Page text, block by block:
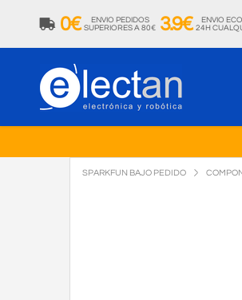
0€
ENVIO PEDIDOS
SUPERIORES A 80€ 3.9€
ENVIO
24H
SPARKFUN BAJO PEDIDO